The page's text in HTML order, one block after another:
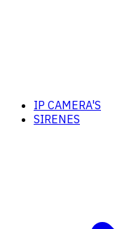
IP CAMERA'S
SIRENES